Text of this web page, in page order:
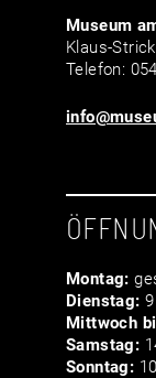
Museum
Klaus-
Telefon:
Montag:
Dienstag:
Mittwoch
Samstag:
Sonntag: